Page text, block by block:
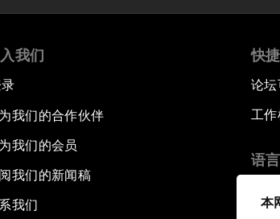
本
我们
我们的合作伙伴
我们的会员
我们的新闻稿
我们
快
论坛
工作
语